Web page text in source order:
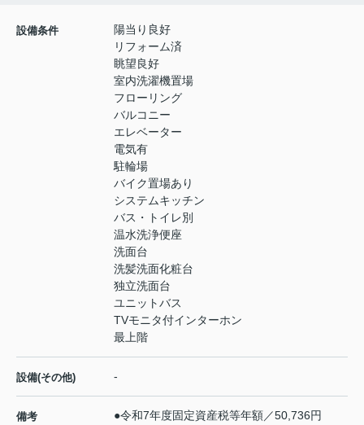
設備条件
陽当り良好
リフォーム済
眺望良好
室内洗濯機置場
フローリング
バルコニー
エレベーター
電気有
駐輪場
バイク置場あり
システムキッチン
バス・トイレ別
温水洗浄便座
洗面台
洗髪洗面化粧台
独立洗面台
ユニットバス
TVモニタ付インターホン
最上階
設備(その他) -
備考 ●令和7年度固定資産税等年額／50,736円